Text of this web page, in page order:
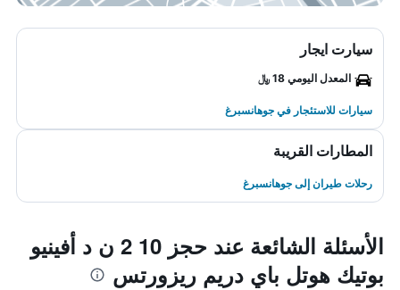
سيارت ايجار
المعدل اليومي 18 ﷼
سيارات للاستئجار في جوهانسبرغ
المطارات القريبة
رحلات طيران إلى جوهانسبرغ
الأسئلة الشائعة عند حجز 10 2 ن د أفينيو
بوتيك هوتل باي دريم ريزورتس